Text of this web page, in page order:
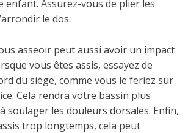
Assurez-vous de plier les
le dos.
asseoir peut aussi avoir un impact
vous êtes assis, essayez de
du siège, comme vous le feriez sur
Cela rendra votre bassin plus
soulager les douleurs dorsales. Enfin,
trop longtemps, cela peut